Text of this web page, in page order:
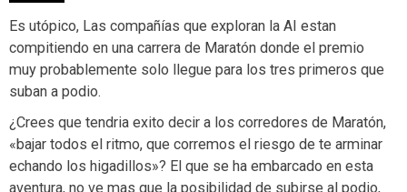
Es utópico, Las compañías que exploran la AI estan
compitiendo en una carrera de Maratón donde el premio
muy probablemente solo llegue para los tres primeros que
suban a podio.
¿Crees que tendria exito decir a los corredores de Maratón,
«bajar todos el ritmo, que corremos el riesgo de te arminar
echando los higadillos»? El que se ha embarcado en esta
aventura, no ve mas que la posibilidad de subirse al podio,